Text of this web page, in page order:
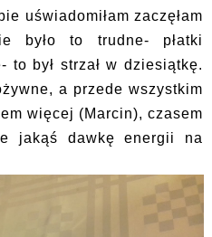
uświadomiłam zaczęłam
było to trudne- płatki
to był strzał w dziesiątkę.
a przede wszystkim
więcej (Marcin), czasem
jakąś dawkę energii na